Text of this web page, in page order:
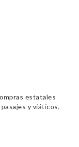
estatales
y viáticos,